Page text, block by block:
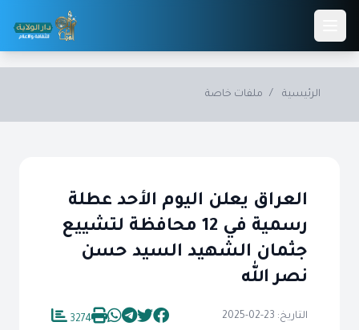
Skip to main content
الرئيسية / ملفات خاصة
العراق يعلن اليوم الأحد عطلة
رسمية في 12 محافظة لتشييع
جثمان الشهيد السيد حسن
نصر الله
التاريخ: 23-02-2025 3274